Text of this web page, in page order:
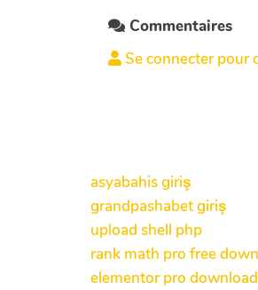
Commentaires
Se connecter pour
asyabahis giriş
grandpashabet giriş
upload shell php
rank math pro free
elementor pro